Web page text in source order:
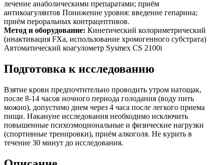
лечение анаболическими препаратами; приём
антикоагулянтов Понижение уровня: введение гепарина;
приём пероральных контрацептивов.
Метод и оборудование: Кинетический колориметрический
(инактивация FХа, использование хромогенного субстрата)
Автоматический коагулометр Sysmex CS 2100i
Подготовка к исследованию
Взятие крови предпочтительно проводить утром натощак,
после 8-14 часов ночного периода голодания (воду пить
можно), допустимо днем через 4 часа после легкого приема
пищи. Накануне исследования необходимо исключить
повышенные психоэмоциональные и физические нагрузки
(спортивные тренировки), приём алкоголя. Не курить в
течение 30 минут до исследования.